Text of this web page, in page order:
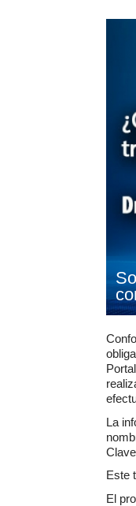
La
Este
El